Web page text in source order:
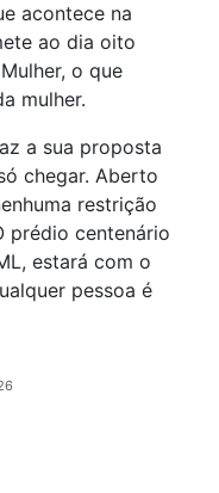
acontece na
ao dia oito
o que
mulher.
a sua proposta
chegar. Aberto
restrição
prédio centenário
estará com o
pessoa é